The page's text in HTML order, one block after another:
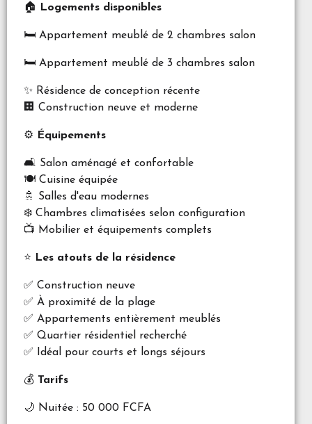
🏠 Logements disponibles
🛏️ Appartement meublé de 2 chambres salon
🛏️ Appartement meublé de 3 chambres salon
✨ Résidence de conception récente
🏢 Construction neuve et moderne
⚙️ Équipements
🛋️ Salon aménagé et confortable
🍽️ Cuisine équipée
🚿 Salles d'eau modernes
❄️ Chambres climatisées selon configuration
📺 Mobilier et équipements complets
⭐ Les atouts de la résidence
✅ Construction neuve
✅ À proximité de la plage
✅ Appartements entièrement meublés
✅ Quartier résidentiel recherché
✅ Idéal pour courts et longs séjours
💰 Tarifs
🌙 Nuitée : 50 000 FCFA